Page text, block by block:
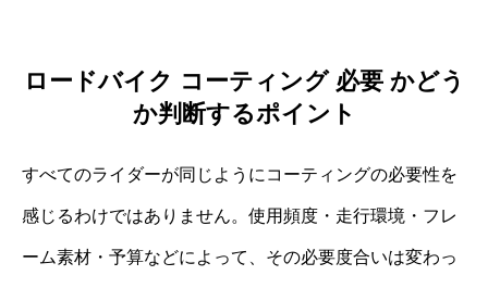
ロードバイク コーティング 必要 かどう
か判断するポイント
すべてのライダーが同じようにコーティングの必要性を
感じるわけではありません。使用頻度・走行環境・フレ
ーム素材・予算などによって、その必要度合いは変わっ